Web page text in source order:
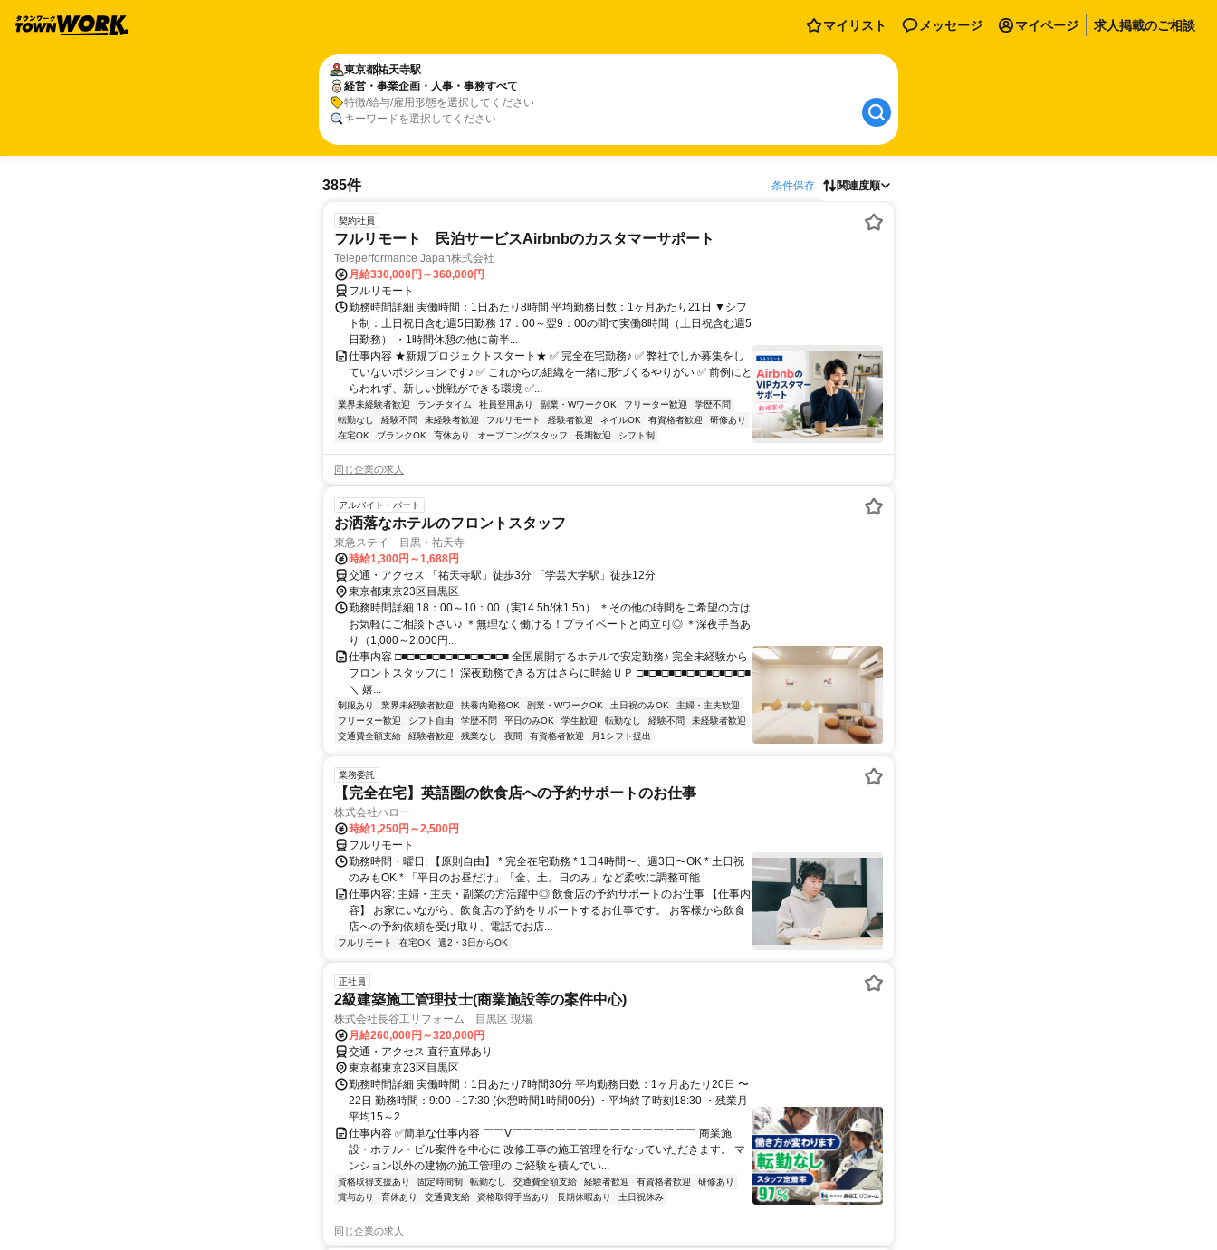
マイリスト メッセージ マイページ 求人掲載のご相談
東京都祐天寺駅
経営・事業企画・人事・事務すべて
特徴/給与/雇用形態を選択してください
キーワードを選択してください
385件 条件保存 関連度順
契約社員
フルリモート 民泊サービスAirbnbのカスタマーサポート
Teleperformance Japan株式会社
月給330,000円～360,000円
フルリモート
勤務時間詳細 実働時間：1日あたり8時間 平均勤務日数：1ヶ月あたり21日 ▼シフ
ト制：土日祝日含む週5日勤務 17：00～翌9：00の間で実働8時間（土日祝含む週5
日勤務） ・1時間休憩の他に前半...
仕事内容 ★新規プロジェクトスタート★ ✅ 完全在宅勤務♪ ✅ 弊社でしか募集をし
ていないポジションです♪ ✅ これからの組織を一緒に形づくるやりがい ✅ 前例にと
らわれず、新しい挑戦ができる環境 ✅...
業界未経験者歓迎 ランチタイム 社員登用あり 副業・WワークOK フリーター歓迎
学歴不問
転勤なし
経験不問 未経験者歓迎 フルリモート 経験者歓迎 ネイルOK 有資格者歓迎
研修あり
在宅OK
ブランクOK 育休あり オープニングスタッフ 長期歓迎 シフト制
同じ企業の求人
アルバイト・パート
お洒落なホテルのフロントスタッフ
東急ステイ 目黒・祐天寺
時給1,300円～1,688円
交通・アクセス 「祐天寺駅」徒歩3分 「学芸大学駅」徒歩12分
東京都東京23区目黒区
勤務時間詳細 18：00～10：00（実14.5h/休1.5h） ＊その他の時間をご希望の方は
お気軽にご相談下さい♪ ＊無理なく働ける！プライベートと両立可◎ ＊深夜手当あ
り（1,000～2,000円...
仕事内容 □■□■□■□■□■□■□■□■□■ 全国展開するホテルで安定勤務♪ 完全未経験から
フロントスタッフに！ 深夜勤務できる方はさらに時給ＵＰ □■□■□■□■□■□■□■□■□■
＼ 嬉...
制服あり 業界未経験者歓迎 扶養内勤務OK 副業・WワークOK 土日祝のみOK
主婦・主夫歓迎
フリーター歓迎
シフト自由 学歴不問 平日のみOK 学生歓迎 転勤なし 経験不問
未経験者歓迎
交通費全額支給
経験者歓迎 残業なし 夜間 有資格者歓迎 月1シフト提出
業務委託
【完全在宅】英語圏の飲食店への予約サポートのお仕事
株式会社ハロー
時給1,250円～2,500円
フルリモート
勤務時間・曜日: 【原則自由】 * 完全在宅勤務 * 1日4時間〜、週3日〜OK * 土日祝
のみもOK * 「平日のお昼だけ」「金、土、日のみ」など柔軟に調整可能
仕事内容: 主婦・主夫・副業の方活躍中◎ 飲食店の予約サポートのお仕事 【仕事内
容】 お家にいながら、飲食店の予約をサポートするお仕事です。 お客様から飲食
店への予約依頼を受け取り、電話でお店...
フルリモート 在宅OK 週2・3日からOK
正社員
2級建築施工管理技士(商業施設等の案件中心)
株式会社長谷工リフォーム 目黒区 現場
月給260,000円～320,000円
交通・アクセス 直行直帰あり
東京都東京23区目黒区
勤務時間詳細 実働時間：1日あたり7時間30分 平均勤務日数：1ヶ月あたり20日 〜
22日 勤務時間：9:00～17:30 (休憩時間1時間00分) ・平均終了時刻18:30 ・残業月
平均15～2...
仕事内容 ✅簡単な仕事内容 ￣￣V￣￣￣￣￣￣￣￣￣￣￣￣￣￣￣￣￣ 商業施
設・ホテル・ビル案件を中心に 改修工事の施工管理を行なっていただきます。 マ
ンション以外の建物の施工管理の ご経験を積んでい...
資格取得支援あり 固定時間制 転勤なし 交通費全額支給 経験者歓迎 有資格者歓迎
研修あり
賞与あり
育休あり 交通費支給 資格取得手当あり 長期休暇あり 土日祝休み
同じ企業の求人